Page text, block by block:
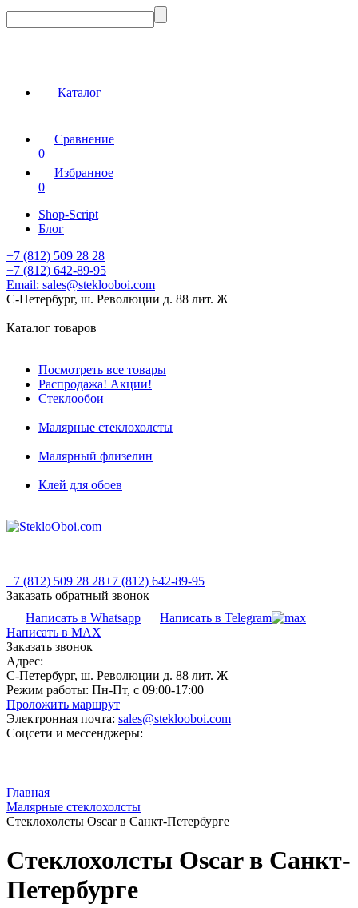
Каталог
Сравнение
0
Избранное
0
Shop-Script
Блог
+7 (812) 509 28 28
+7 (812) 642-89-95
Email: sales@steklooboi.com
С-Петербург, ш. Революции д. 88 лит. Ж
Каталог товаров
Посмотреть все товары
Распродажа! Акции!
Стеклообои
Малярные стеклохолсты
Малярный флизелин
Клей для обоев
+7 (812) 509 28 28+7 (812) 642-89-95
Заказать обратный звонок
Написать в Whatsapp
Написать в Telegram
Написать в MAX
Заказать звонок
Адрес:
С-Петербург, ш. Революции д. 88 лит. Ж
Режим работы: Пн-Пт, с 09:00-17:00
Проложить маршрут
Электронная почта: sales@steklooboi.com
Соцсети и мессенджеры:
Главная
Малярные стеклохолсты
Стеклохолсты Oscar в Санкт-Петербурге
Стеклохолсты Oscar в Санкт-
Петербурге